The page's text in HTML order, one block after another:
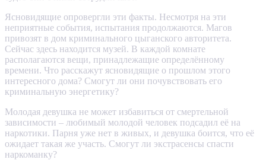
Ясновидящие опровергли эти факты. Несмотря на эти
неприятные события, испытания продолжаются. Магов
привозят в дом криминального цыганского авторитета.
Сейчас здесь находится музей. В каждой комнате
располагаются вещи, принадлежащие определённому
времени. Что расскажут ясновидящие о прошлом этого
интересного дома? Смогут ли они почувствовать его
криминальную энергетику?
Молодая девушка не может избавиться от смертельной
зависимости – любимый молодой человек подсадил её на
наркотики. Парня уже нет в живых, и девушка боится, что её
ожидает такая же участь. Смогут ли экстрасенсы спасти
наркоманку?